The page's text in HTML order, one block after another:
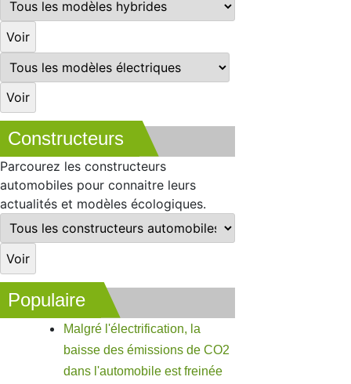
Constructeurs
Parcourez les constructeurs
automobiles pour connaitre leurs
actualités et modèles écologiques.
Populaire
Malgré l'électrification, la
baisse des émissions de CO2
dans l'automobile est freinée